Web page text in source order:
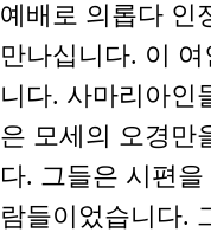
예배로 의롭다 인
만나십니다. 이
니다. 사마리아인
은 모세의 오경만
다. 그들은 시편
람들이었습니다.